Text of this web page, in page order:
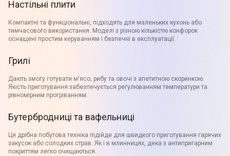
Настільні плити
Компактні та функціональні, підходять для маленьких кухонь або
тимчасового використання. Моделі з різною кількістю конфорок
оснащені простим керуванням і безпечні в експлуатації.
Грилі
Дають змогу готувати м'ясо, рибу та овочі з апетитною скоринкою.
Якість приготування забезпечується регулюванням температури та
рівномірним прогріванням.
Бутербродниці та вафельниці
Ця дрібна побутова техніка підійде для швидкого приготування гарячих
закусок або солодких страв. Як і в млинницях, дека з антипригарним
покриттям легко очищаються.